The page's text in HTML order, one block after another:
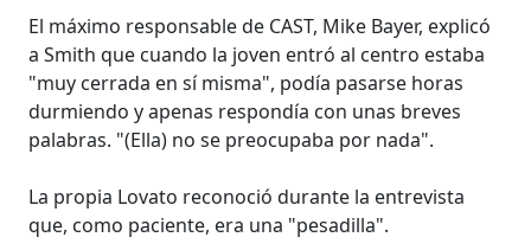
El máximo responsable de CAST, Mike Bayer, explicó
a Smith que cuando la joven entró al centro estaba
"muy cerrada en sí misma", podía pasarse horas
durmiendo y apenas respondía con unas breves
palabras. "(Ella) no se preocupaba por nada".
La propia Lovato reconoció durante la entrevista
que, como paciente, era una "pesadilla".